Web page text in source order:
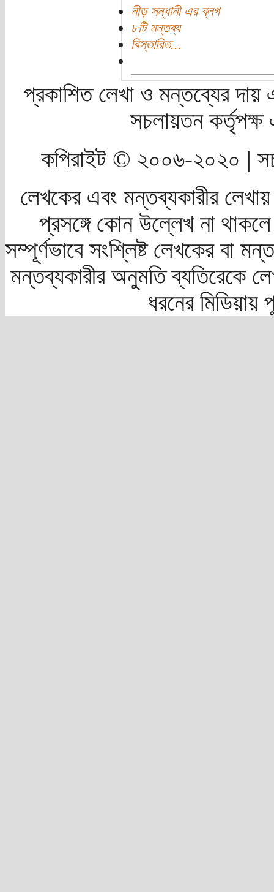
নীড় সন্ধানী এর ব্লগ
৮টি মন্তব্য
বিস্তারিত...
প্রকাশিত লেখা ও মন্তব্যের দায়
সচলায়তন
কপিরাইট © ২০০৬-২০২০ |
লেখকের এবং মন্তব্যকারীর
প্রসঙ্গে কোন উল্লেখ না
সম্পূর্ণভাবে সংশ্লিষ্ট লেখকের বা
মন্তব্যকারীর অনুমতি ব্যতিরেকে
ধরনের মিডিয়ায়